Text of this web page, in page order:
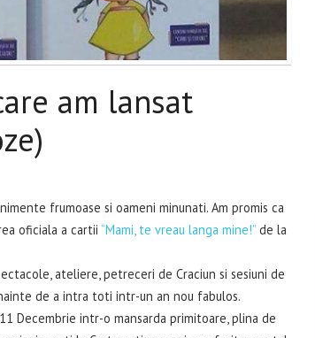
am lansat
frumoase si oameni minunati. Am promis ca
oficiala a cartii “Mami, te vreau langa mine!” de la
ateliere, petreceri de Craciun si sesiuni de
de a intra toti intr-un an nou fabulos.
Decembrie intr-o mansarda primitoare, plina de